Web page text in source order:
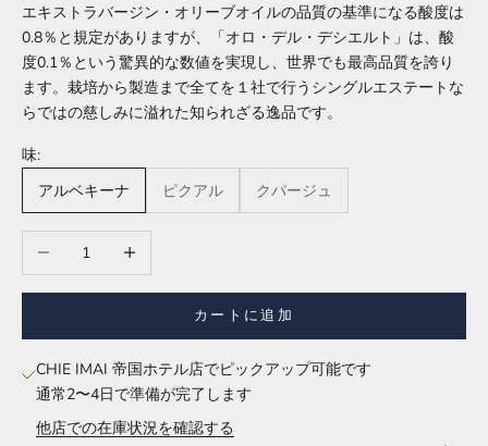
エキストラバージン・オリーブオイルの品質の基準になる酸度は
0.8％と規定がありますが、「オロ・デル・デシエルト」は、酸
度0.1％という驚異的な数値を実現し、世界でも最高品質を誇り
ます。栽培から製造まで全てを１社で行うシングルエステートな
らではの慈しみに溢れた知られざる逸品です。
味:
アルベキーナ
ピクアル クパージュ
数量を減らす 数量を増やす
カートに追加
CHIE IMAI 帝国ホテル店でピックアップ可能です
通常2〜4日で準備が完了します
他店での在庫状況を確認する